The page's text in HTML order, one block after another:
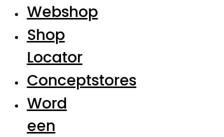
Webshop
Shop
Locator
Conceptstores
Word
een